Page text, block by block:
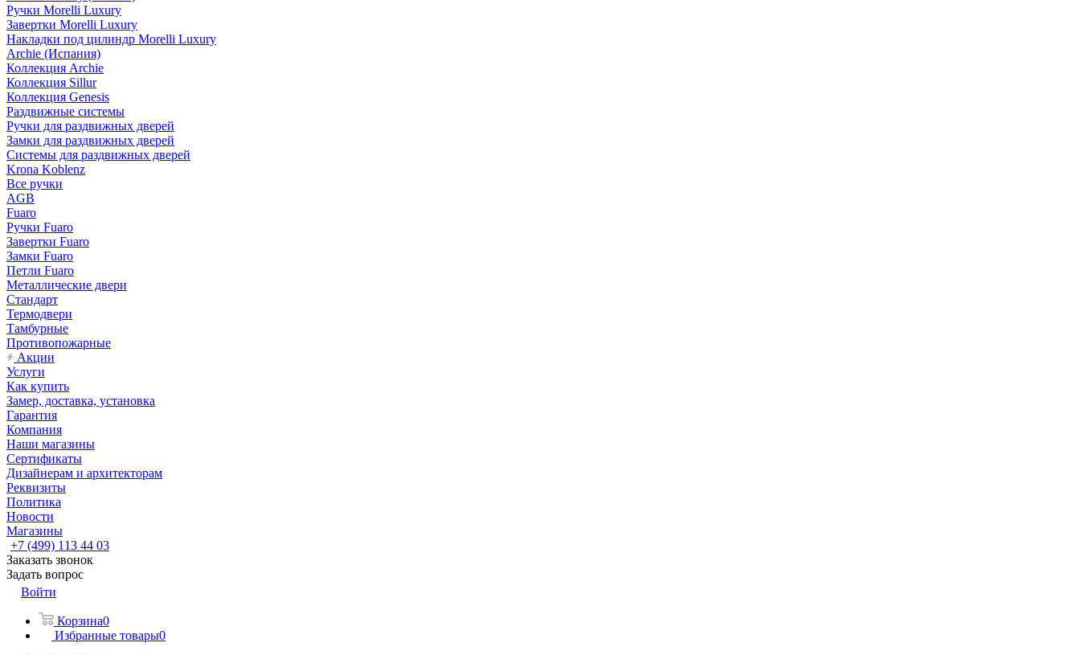
Ручки Morelli Luxury
Завертки Morelli Luxury
Накладки под цилиндр Morelli Luxury
Archie (Испания)
Коллекция Archie
Коллекция Sillur
Коллекция Genesis
Раздвижные системы
Ручки для раздвижных дверей
Замки для раздвижных дверей
Системы для раздвижных дверей
Krona Koblenz
Все ручки
AGB
Fuaro
Ручки Fuaro
Завертки Fuaro
Замки Fuaro
Петли Fuaro
Металлические двери
Стандарт
Термодвери
Тамбурные
Противопожарные
Акции
Услуги
Как купить
Замер, доставка, установка
Гарантия
Компания
Наши магазины
Сертификаты
Дизайнерам и архитекторам
Реквизиты
Политика
Новости
Магазины
+7 (499) 113 44 03
Заказать звонок
Задать вопрос
Войти
Корзина0
Избранные товары0